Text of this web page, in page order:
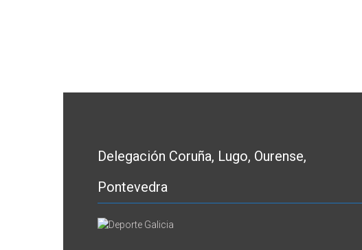
Delegación Coruña, Lugo, Ourense,
Pontevedra